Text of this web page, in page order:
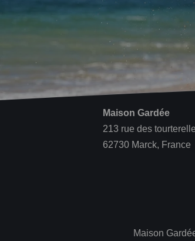
Maison Gardée
213 rue des
62730 Marck, France
Maison